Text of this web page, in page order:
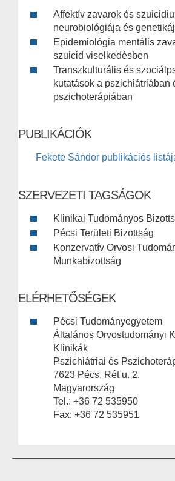
Affektív zavarok és
neurobiológiája és
Epidemiológia mentális
szuicid viselkedésben
Transzkulturális és
kutatások a pszichiátriában
pszichoterápiában
PUBLIKÁCIÓK
Fekete Sándor publikációs
SZERVEZETI TAGSÁGOK
Klinikai Tudományos
Pécsi Területi Bizottság
Konzervatív Orvosi
Munkabizottság
ELÉRHETŐSÉGEK
Pécsi Tudományegyetem
Általános Orvostudományi
Klinikák
Pszichiátriai és
7623 Pécs, Rét u. 2.
Magyarország
Tel.: +36 72 535950
Fax: +36 72 535951